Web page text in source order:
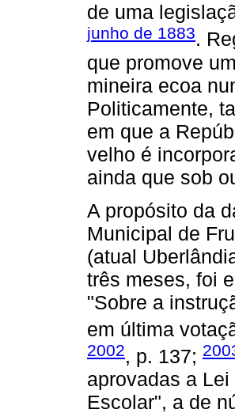
de uma
junho de 1883.
que promove
mineira ecoa
Politicamente,
em que a
velho é
ainda que sob
A propósito da
Municipal de
(atual
três meses, foi
"Sobre a
em última
2002, p. 137;
aprovadas a
Escolar", a de